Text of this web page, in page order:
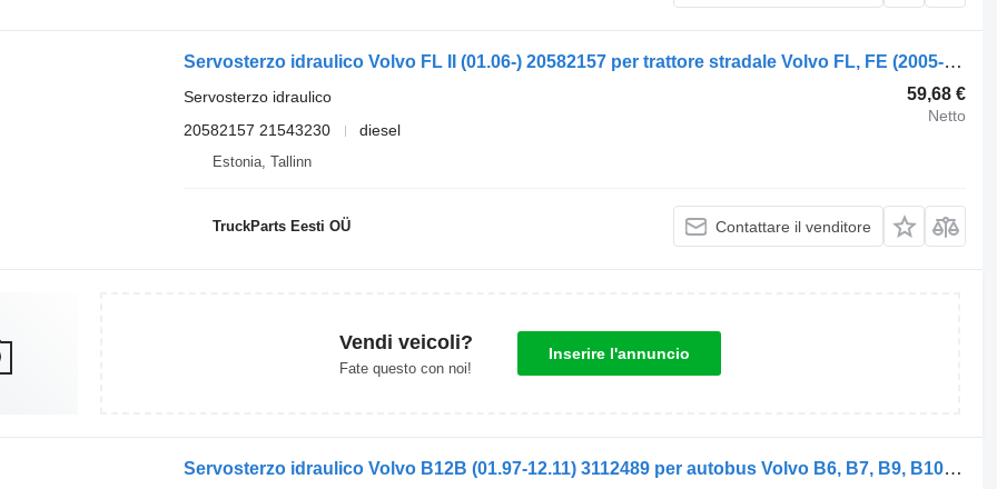
Servosterzo idraulico Volvo FL II (01.06-) 20582157 per trattore stradale Volvo FL, FE (2005-2014)
59,68 €
Netto
Servosterzo idraulico
20582157 21543230
diesel
Estonia, Tallinn
TruckParts Eesti OÜ Contattare il venditore
Vendi veicoli?
Fate questo con noi!
Inserire l'annuncio
Servosterzo idraulico Volvo B12B (01.97-12.11) 3112489 per autobus Volvo B6, B7, B9, B10, B12 bus (1978-2011)